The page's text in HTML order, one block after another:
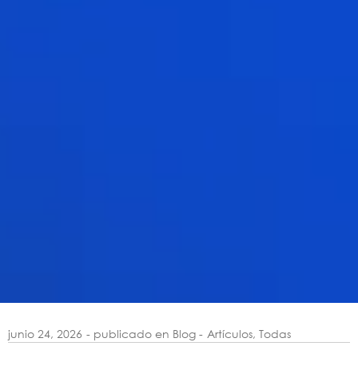
junio 24, 2026 - publicado en Blog - Artículos, Todas